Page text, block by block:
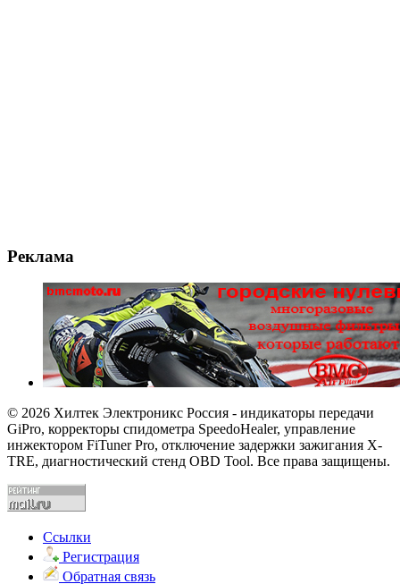
Реклама
© 2026 Хилтек Электроникс Россия - индикаторы передачи
GiPro, корректоры спидометра SpeedoHealer, управление
инжектором FiTuner Pro, отключение задержки зажигания X-
TRE, диагностический стенд OBD Tool. Все права защищены.
Ссылки
Регистрация
Обратная связь